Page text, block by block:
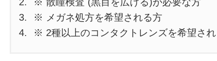
※ メガネ処方を希望される方
※ 2種以上のコンタクトレンズを希望さ